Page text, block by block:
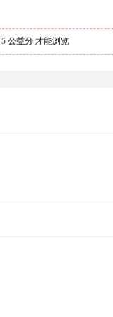
5 公益分 才能浏览